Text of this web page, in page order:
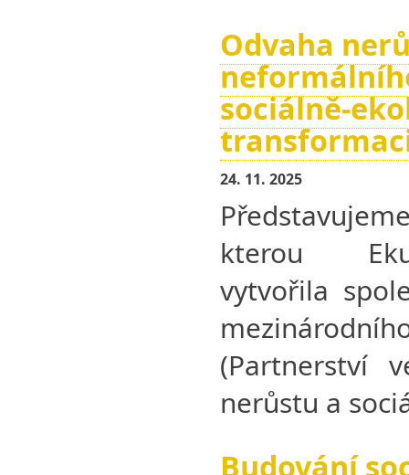
Odvaha
sociálně-
24. 11. 2025
kterou
vytvořila
(Partnerství
nerůstu a
Budování